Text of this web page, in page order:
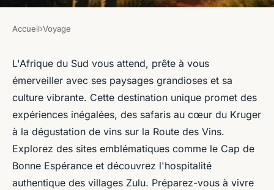
VOYAGE
Vivez l'aventure unique d'un
voyage en Afrique du sud
Inès•1 février 2025•4 min de lecture
Accueil›Voyage
L'Afrique du Sud vous attend, prête à vous
émerveiller avec ses paysages grandioses et sa
culture vibrante. Cette destination unique promet des
expériences inégalées, des safaris au cœur du Kruger
à la dégustation de vins sur la Route des Vins.
Explorez des sites emblématiques comme le Cap de
Bonne Espérance et découvrez l'hospitalité
authentique des villages Zulu. Préparez-vous à vivre